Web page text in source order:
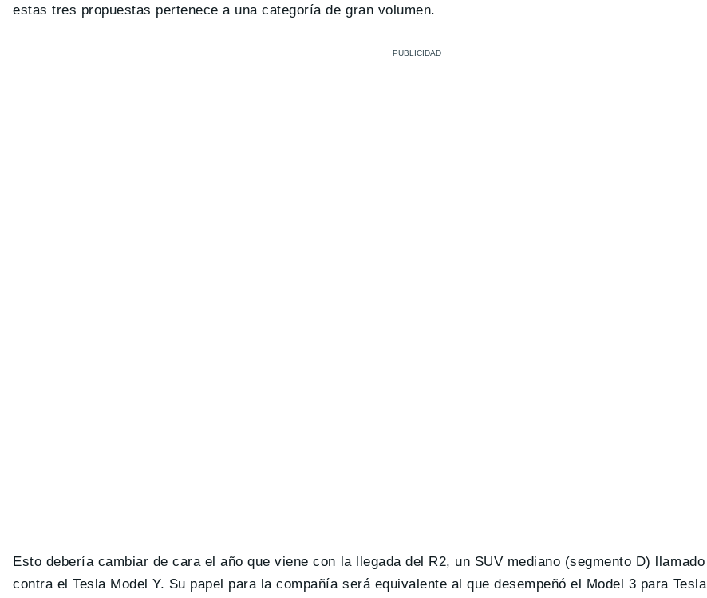
estas tres propuestas pertenece a una categoría de gran volumen.
Esto debería cambiar de cara el año que viene con la llegada del R2, un SUV mediano (segmento D)
contra el Tesla Model Y. Su papel para la compañía será equivalente al que desempeñó el Model 3 para